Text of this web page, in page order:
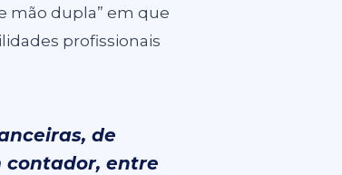
mão dupla” em que
profissionais
de
contador, entre